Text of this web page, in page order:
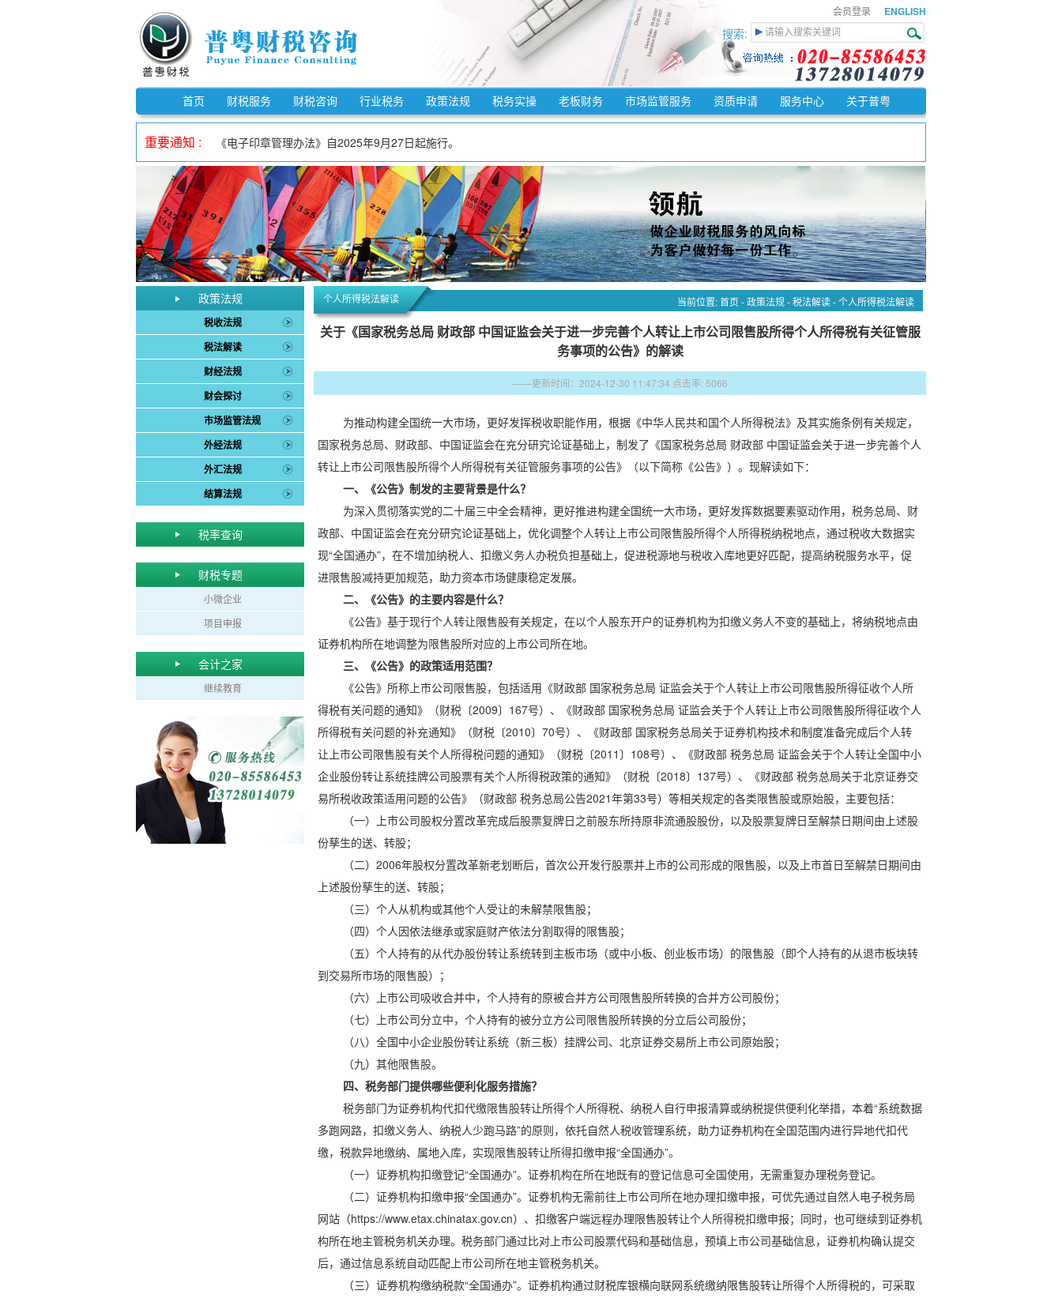
会员登录 ENGLISH
搜索:
首页 财税服务 财税咨询 行业税务 政策法规 税务实操 老板财务 市场监管服务 资质申请 服务中心 关于普粤
重要通知 :
《市场监督管理信用修复管理办法》自2025年12月25日起施行。
《中华人民共和国反不正当竞争法》自2025年10月15日起施行。
自2023年1月1日至2027年12月31日，适用3%预征率的预缴增值税项目，减按1%预征率预缴增值税。
《电子印章管理办法》自2025年9月27日起施行。
自2023年1月1日至2027年12月31日，增值税小规模纳税人适用3%征收率的应税销售收入，减按1%征收率征收增值税。
自2023年1月1日至2027年12月31日，对月销售额10万元以下（含本数）的增值税小规模纳税人，免征增值税。
《欠税公告办法》自2026年3月1日起施行。
《中华人民共和国增值税法实施条例》自2026年1月1日起施行。
自2023年1月1日至2027年12月31日，允许先进制造业企业按照当期可抵扣进项税额加计5%抵减应纳增值税税额。
《中华人民共和国增值税法》自2026年1月1日起施行。
《市场监督管理信用修复管理办法》自2025年12月25日起施行。
《中华人民共和国反不正当竞争法》自2025年10月15日起施行。
政策法规
税收法规
税法解读
财经法规
财会探讨
市场监管法规
外经法规
外汇法规
结算法规
税率查询
财税专题
小微企业
项目申报
会计之家
继续教育
个人所得税法解读 当前位置:首页-政策法规-税法解读-个人所得税法解读
关于《国家税务总局 财政部 中国证监会关于进一步完善个人转让上市公司限售股所得个人所得税有关征管服
务事项的公告》的解读
——更新时间：2024-12-30 11:47:34 点击率: 5066
为推动构建全国统一大市场，更好发挥税收职能作用，根据《中华人民共和国个人所得税法》及其实施条例有关规定，
国家税务总局、财政部、中国证监会在充分研究论证基础上，制发了《国家税务总局 财政部 中国证监会关于进一步完善个人
转让上市公司限售股所得个人所得税有关征管服务事项的公告》（以下简称《公告》）。现解读如下：
一、《公告》制发的主要背景是什么？
为深入贯彻落实党的二十届三中全会精神，更好推进构建全国统一大市场，更好发挥数据要素驱动作用，税务总局、财
政部、中国证监会在充分研究论证基础上，优化调整个人转让上市公司限售股所得个人所得税纳税地点，通过税收大数据实
现“全国通办”，在不增加纳税人、扣缴义务人办税负担基础上，促进税源地与税收入库地更好匹配，提高纳税服务水平，促
进限售股减持更加规范，助力资本市场健康稳定发展。
二、《公告》的主要内容是什么？
《公告》基于现行个人转让限售股有关规定，在以个人股东开户的证券机构为扣缴义务人不变的基础上，将纳税地点由
证券机构所在地调整为限售股所对应的上市公司所在地。
三、《公告》的政策适用范围？
《公告》所称上市公司限售股，包括适用《财政部 国家税务总局 证监会关于个人转让上市公司限售股所得征收个人所
得税有关问题的通知》（财税〔2009〕167号）、《财政部 国家税务总局 证监会关于个人转让上市公司限售股所得征收个人
所得税有关问题的补充通知》（财税〔2010〕70号）、《财政部 国家税务总局关于证券机构技术和制度准备完成后个人转
让上市公司限售股有关个人所得税问题的通知》（财税〔2011〕108号）、《财政部 税务总局 证监会关于个人转让全国中小
企业股份转让系统挂牌公司股票有关个人所得税政策的通知》（财税〔2018〕137号）、《财政部 税务总局关于北京证券交
易所税收政策适用问题的公告》（财政部 税务总局公告2021年第33号）等相关规定的各类限售股或原始股，主要包括：
（一）上市公司股权分置改革完成后股票复牌日之前股东所持原非流通股股份，以及股票复牌日至解禁日期间由上述股
份孳生的送、转股；
（二）2006年股权分置改革新老划断后，首次公开发行股票并上市的公司形成的限售股，以及上市首日至解禁日期间由
上述股份孳生的送、转股；
（三）个人从机构或其他个人受让的未解禁限售股；
（四）个人因依法继承或家庭财产依法分割取得的限售股；
（五）个人持有的从代办股份转让系统转到主板市场（或中小板、创业板市场）的限售股（即个人持有的从退市板块转
到交易所市场的限售股）；
（六）上市公司吸收合并中，个人持有的原被合并方公司限售股所转换的合并方公司股份；
（七）上市公司分立中，个人持有的被分立方公司限售股所转换的分立后公司股份；
（八）全国中小企业股份转让系统（新三板）挂牌公司、北京证券交易所上市公司原始股；
（九）其他限售股。
四、税务部门提供哪些便利化服务措施？
税务部门为证券机构代扣代缴限售股转让所得个人所得税、纳税人自行申报清算或纳税提供便利化举措，本着“系统数据
多跑网路，扣缴义务人、纳税人少跑马路”的原则，依托自然人税收管理系统，助力证券机构在全国范围内进行异地代扣代
缴，税款异地缴纳、属地入库，实现限售股转让所得扣缴申报“全国通办”。
（一）证券机构扣缴登记“全国通办”。证券机构在所在地既有的登记信息可全国使用，无需重复办理税务登记。
（二）证券机构扣缴申报“全国通办”。证券机构无需前往上市公司所在地办理扣缴申报，可优先通过自然人电子税务局
网站（https://www.etax.chinatax.gov.cn）、扣缴客户端远程办理限售股转让个人所得税扣缴申报；同时，也可继续到证券机
构所在地主管税务机关办理。税务部门通过比对上市公司股票代码和基础信息，预填上市公司基础信息，证券机构确认提交
后，通过信息系统自动匹配上市公司所在地主管税务机关。
（三）证券机构缴纳税款“全国通办”。证券机构通过财税库银横向联网系统缴纳限售股转让所得个人所得税的，可采取